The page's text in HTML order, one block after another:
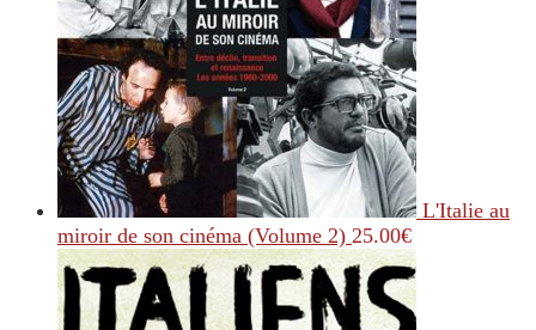
L'Italie au
miroir de son cinéma (Volume 2) 25.00€